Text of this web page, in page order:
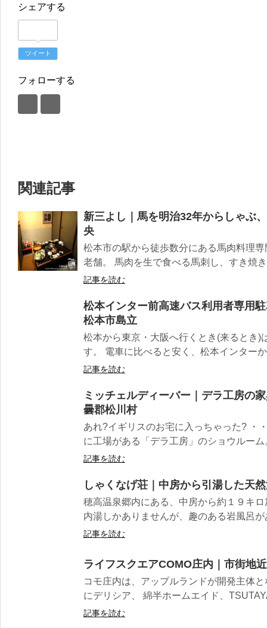
シェアする
ツイート
フォローする
関連記事
新三よし｜馬を明治32年からしゃぶ
央
松本市の駅から徒歩数分にある馬肉料理
老舗。 馬肉を生で食べる馬刺し、すき焼
記事を読む
松本インター前高速バス利用者専用
松本市島立
松本から東京・大阪へ行くとき(来るとき)
す。 電車に比べると安く、松本インター
記事を読む
ミッチェルディーバー｜デラ工房の
曇郡松川村
あれ?イギリスのお宅に入っちゃった? ・
に工場がある「デラ工房」のショウルー
記事を読む
しゃくなげ荘｜中房から引湯した天
穂高温泉郷内にある、中房から約１９キ
内湯しかありませんが、趣のある岩風呂
記事を読む
ライフスクエアCOMO庄内｜市街地
コモ庄内は、アップルランドが開発主体
にデリシア、 綿半ホームエイド、
記事を読む